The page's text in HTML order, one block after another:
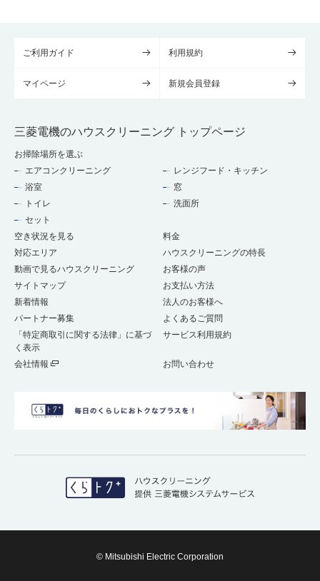
ご利用ガイド 利用規約
マイページ 新規会員登録
三菱電機のハウスクリーニング トップページ
お掃除場所を選ぶ
エアコンクリーニング
レンジフード・キッチン
浴室
窓
トイレ
洗面所
セット
空き状況を見る
料金
対応エリア
ハウスクリーニングの特長
動画で見るハウスクリーニング
お客様の声
サイトマップ
お支払い方法
新着情報
法人のお客様へ
パートナー募集
よくあるご質問
「特定商取引に関する法律」に基づ
く表示
サービス利用規約
会社情報 お問い合わせ
© Mitsubishi Electric Corporation